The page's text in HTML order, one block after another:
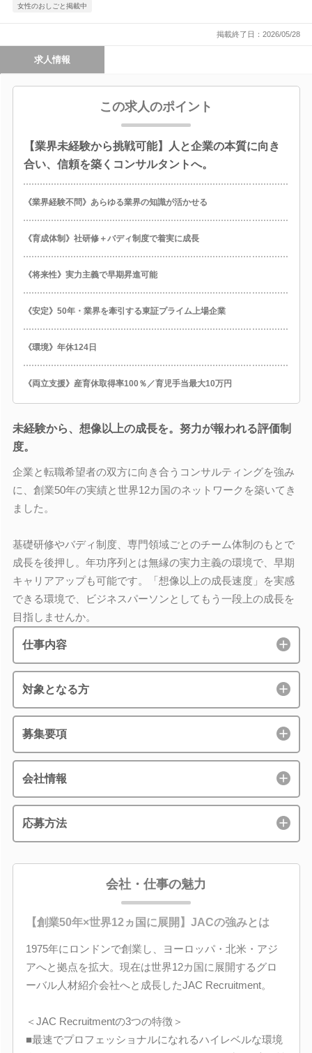
女性のおしごと掲載中
掲載終了日：2026/05/28
求人情報
この求人のポイント
【業界未経験から挑戦可能】人と企業の本質に向き
合い、信頼を築くコンサルタントへ。
《業界経験不問》あらゆる業界の知識が活かせる
《育成体制》社研修＋バディ制度で着実に成長
《将来性》実力主義で早期昇進可能
《安定》50年・業界を牽引する東証プライム上場企業
《環境》年休124日
《両立支援》産育休取得率100％／育児手当最大10万円
未経験から、想像以上の成長を。努力が報われる評価制
度。
企業と転職希望者の双方に向き合うコンサルティングを強み
に、創業50年の実績と世界12カ国のネットワークを築いてき
ました。
基礎研修やバディ制度、専門領域ごとのチーム体制のもとで
成長を後押し。年功序列とは無縁の実力主義の環境で、早期
キャリアアップも可能です。「想像以上の成長速度」を実感
できる環境で、ビジネスパーソンとしてもう一段上の成長を
目指しませんか。
仕事内容
対象となる方
募集要項
会社情報
応募方法
会社・仕事の魅力
【創業50年×世界12ヵ国に展開】JACの強みとは
1975年にロンドンで創業し、ヨーロッパ・北米・アジ
アへと拠点を拡大。現在は世界12カ国に展開するグロ
ーバル人材紹介会社へと成長したJAC Recruitment。
＜JAC Recruitmentの3つの特徴＞
■最速でプロフェッショナルになれるハイレベルな環境